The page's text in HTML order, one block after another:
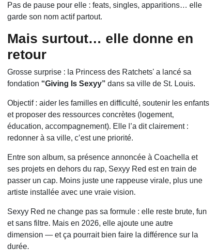
Pas de pause pour elle : feats, singles, apparitions… elle
garde son nom actif partout.
Mais surtout… elle donne en
retour
Grosse surprise : la Princess des Ratchets' a lancé sa
fondation “Giving Is Sexyy” dans sa ville de St. Louis.
Objectif : aider les familles en difficulté, soutenir les enfants
et proposer des ressources concrètes (logement,
éducation, accompagnement). Elle l’a dit clairement :
redonner à sa ville, c’est une priorité.
Entre son album, sa présence annoncée à Coachella et
ses projets en dehors du rap, Sexyy Red est en train de
passer un cap. Moins juste une rappeuse virale, plus une
artiste installée avec une vraie vision.
Sexyy Red ne change pas sa formule : elle reste brute, fun
et sans filtre. Mais en 2026, elle ajoute une autre
dimension — et ça pourrait bien faire la différence sur la
durée.